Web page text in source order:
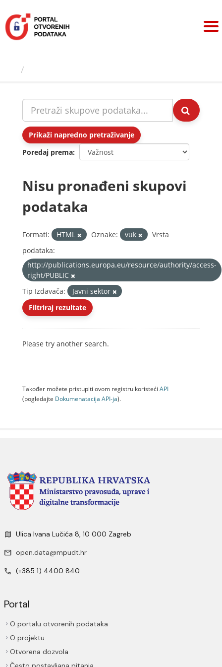
sadržaj
Prikaži napredno pretraživanje
Poredaj prema
Nisu pronađeni skupovi
podataka
Formati: HTML Oznake: vuk
Vrsta
podataka:
http://publications.europa.eu/resource/authority/access-
right/PUBLIC
Tip Izdavača:
Javni sektor
Filtriraj rezultate
Please try another search.
Također možete pristupiti ovom registru koristeći API
(pogledajte Dokumenаtаcijа API-jа).